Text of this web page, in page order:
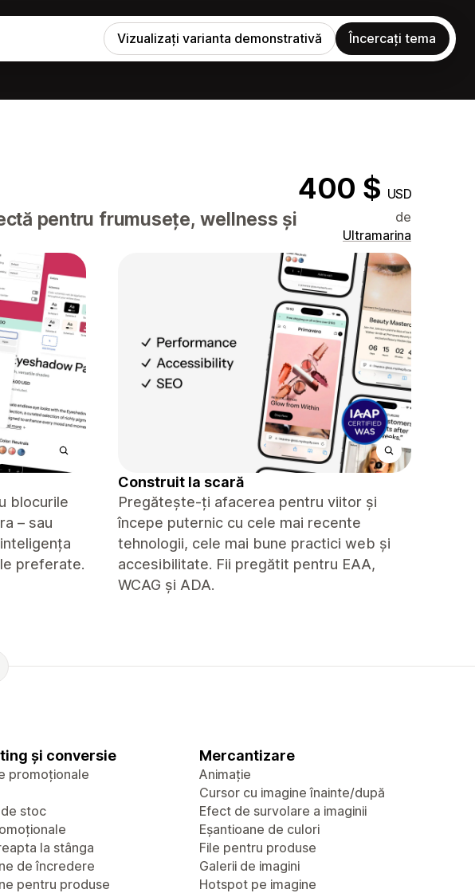
Vizualizați varianta demonstrativă Încercați tema
400 $ USD
pentru frumusețe, wellness și
de
Ultramarina
blocurile
– sau
preferate.
Construit la scară
Pregătește-ți afacerea pentru viitor și
începe puternic cu cele mai recente
tehnologii, cele mai bune practici web și
accesibilitate. Fii pregătit pentru EAA,
WCAG și ADA.
și conversie
promoționale
stoc
la stânga
de încredere
pentru produse
Mercantizare
Animație
Cursor cu imagine înainte/după
Efect de survolare a imaginii
Eșantioane de culori
File pentru produse
Galerii de imagini
Hotspot pe imagine